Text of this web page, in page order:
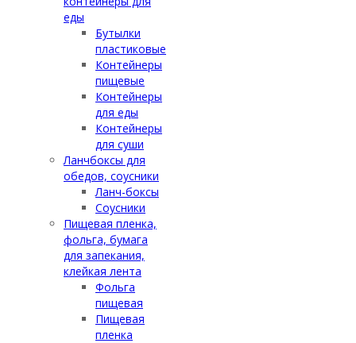
еды
Бутылки
пластиковые
Контейнеры
пищевые
Контейнеры
для еды
Контейнеры
для суши
Ланчбоксы для
обедов, соусники
Ланч-боксы
Соусники
Пищевая пленка,
фольга, бумага
для запекания,
клейкая лента
Фольга
пищевая
Пищевая
пленка